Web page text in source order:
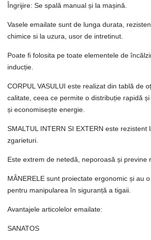
Îngrijire: Se spală manual și la mașină.
Vasele emailate sunt de lunga durata,
chimice si la uzura, usor de intretinut.
Poate fi folosita pe toate elementele de
inducție.
CORPUL VASULUI este realizat din tablă de
calitate, ceea ce permite o distribuție rapidă
și economisește energie.
SMALTUL INTERN SI EXTERN este rezistent
zgarieturi.
Este extrem de netedă, neporoasă și previne
MÂNERELE sunt proiectate ergonomic și au
pentru manipularea în siguranță a tigaii.
Avantajele articolelor emailate:
SANATOS